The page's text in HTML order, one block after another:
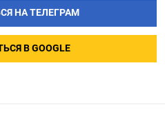
НА ТЕЛЕГРАМ
В GOOGLE